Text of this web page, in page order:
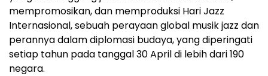
mempromosikan, dan memproduksi Hari Jazz
Internasional, sebuah perayaan global musik jazz dan
perannya dalam diplomasi budaya, yang diperingati
setiap tahun pada tanggal 30 April di lebih dari 190
negara.